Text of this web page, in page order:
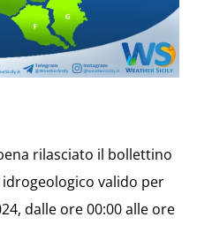
rilasciato il bollettino
valido per
dalle ore 00:00 alle ore